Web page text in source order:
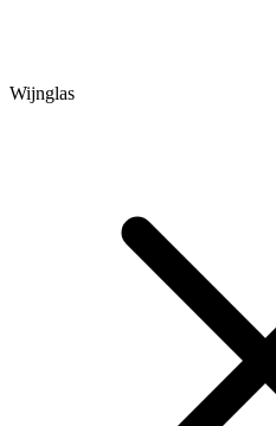
Wijnglas